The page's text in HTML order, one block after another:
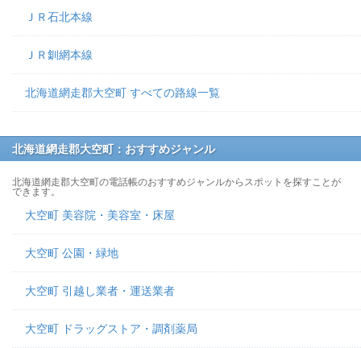
ＪＲ石北本線
ＪＲ釧網本線
北海道網走郡大空町 すべての路線一覧
北海道網走郡大空町：おすすめジャンル
北海道網走郡大空町の電話帳のおすすめジャンルからスポットを探すことが
できます。
大空町 美容院・美容室・床屋
大空町 公園・緑地
大空町 引越し業者・運送業者
大空町 ドラッグストア・調剤薬局